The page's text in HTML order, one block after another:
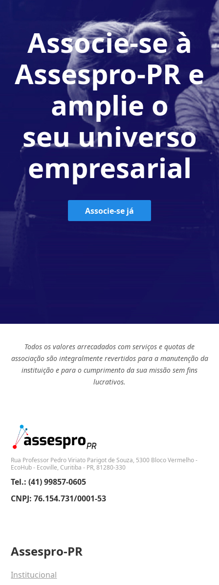
Associe-se à
Assespro-PR e
amplie o
seu universo
empresarial
Associe-se já
Todos os valores arrecadados com serviços e quotas de
associação são integralmente revertidos para a manutenção da
instituição e para o cumprimento da sua missão sem fins
lucrativos.
Rua Professor Pedro Viriato Parigot de Souza, 5300 Bloco Vermelho -
EcoHub - Ecoville, Curitiba - PR, 81280-330
Tel.: (41) 99857-0605
CNPJ: 76.154.731/0001-53
Assespro-PR
Institucional